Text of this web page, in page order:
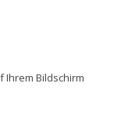
Ihrem Bildschirm